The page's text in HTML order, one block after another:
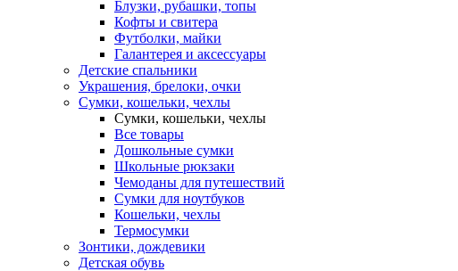
Блузки, рубашки, топы
Кофты и свитера
Футболки, майки
Галантерея и аксессуары
Детские спальники
Украшения, брелоки, очки
Сумки, кошельки, чехлы
Сумки, кошельки, чехлы
Все товары
Дошкольные сумки
Школьные рюкзаки
Чемоданы для путешествий
Сумки для ноутбуков
Кошельки, чехлы
Термосумки
Зонтики, дождевики
Детская обувь